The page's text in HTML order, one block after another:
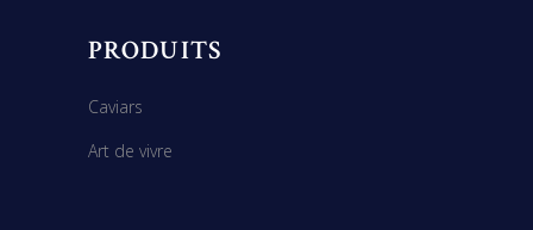
PRODUITS
Caviars
Art de vivre